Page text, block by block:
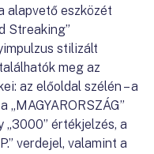
alapvető eszközét
Streaking”
stilizált
meg az
az előoldal szélén – a
értékjelzés, a
verdejel, valamint a